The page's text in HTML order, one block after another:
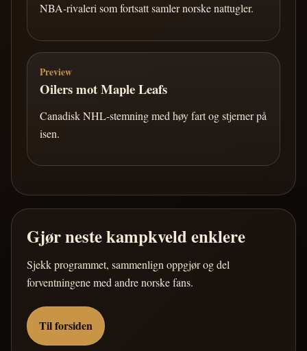
NBA-rivaleri som fortsatt samler norske nattugler.
Preview
Oilers mot Maple Leafs
Canadisk NHL-stemning med høy fart og stjerner på
isen.
Gjør neste kampkveld enklere
Sjekk programmet, sammenlign oppgjør og del
forventningene med andre norske fans.
Til forsiden